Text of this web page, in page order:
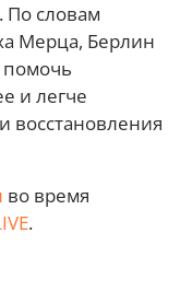
По словам
Мерца, Берлин
помочь
и легче
восстановления
во время
.